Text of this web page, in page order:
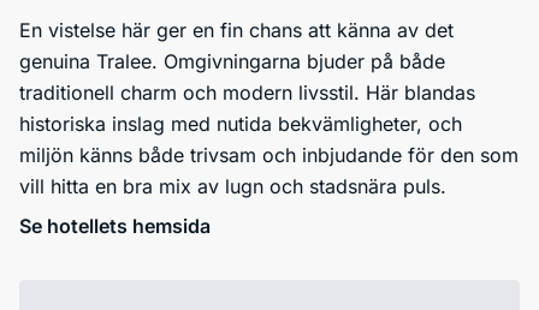
En vistelse här ger en fin chans att känna av det
genuina Tralee. Omgivningarna bjuder på både
traditionell charm och modern livsstil. Här blandas
historiska inslag med nutida bekvämligheter, och
miljön känns både trivsam och inbjudande för den som
vill hitta en bra mix av lugn och stadsnära puls.
Se hotellets hemsida